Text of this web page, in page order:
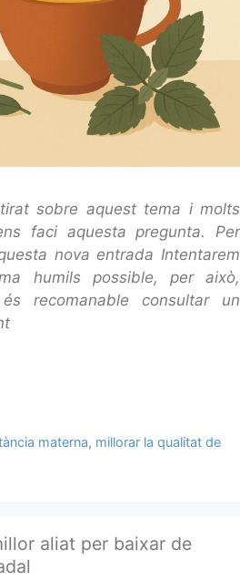
sobre aquest tema i molts
faci aquesta pregunta. Per
nova entrada Intentarem
humils possible, per això,
recomanable consultar un
materna, millorar la qualitat de
aliat per baixar de